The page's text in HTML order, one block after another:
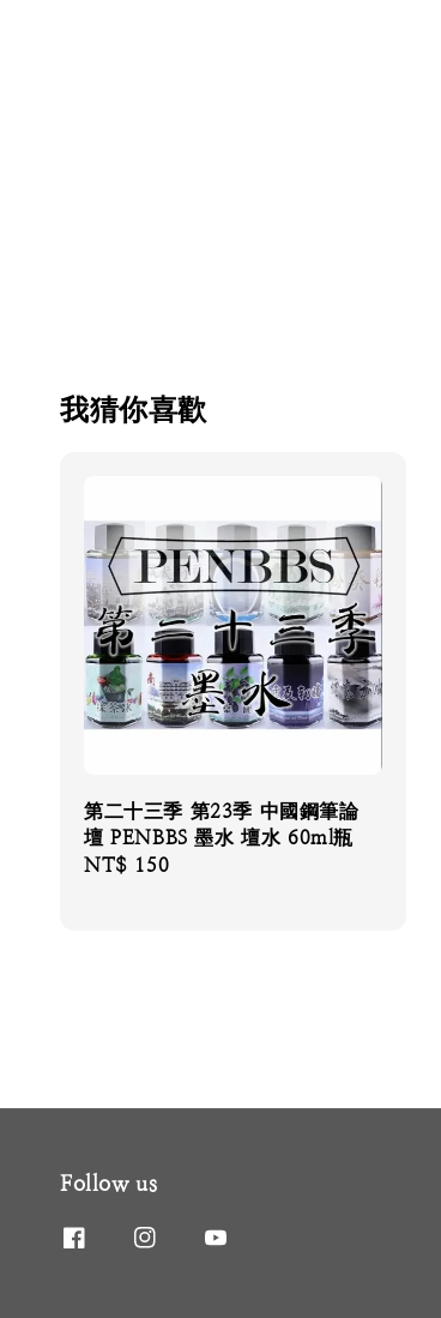
我猜你喜歡
第二十三季 第23季 中國鋼筆論
壇 PENBBS 墨水 壇水 60ml瓶
Regular
NT$ 150
Follow us